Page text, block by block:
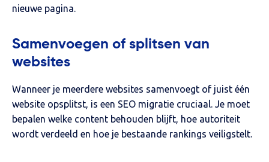
nieuwe pagina.
Samenvoegen of splitsen van
websites
Wanneer je meerdere websites samenvoegt of juist één
website opsplitst, is een SEO migratie cruciaal. Je moet
bepalen welke content behouden blijft, hoe autoriteit
wordt verdeeld en hoe je bestaande rankings veiligstelt.